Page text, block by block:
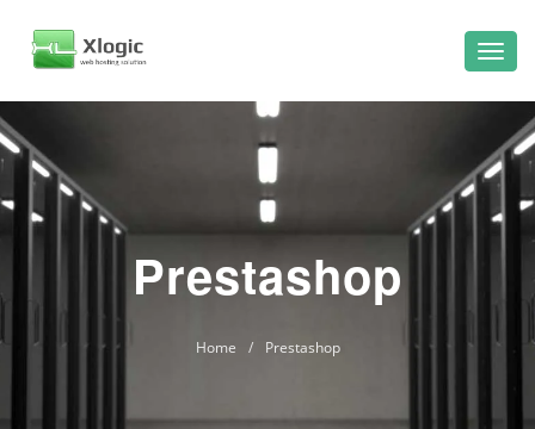
Prestashop
Home / Prestashop